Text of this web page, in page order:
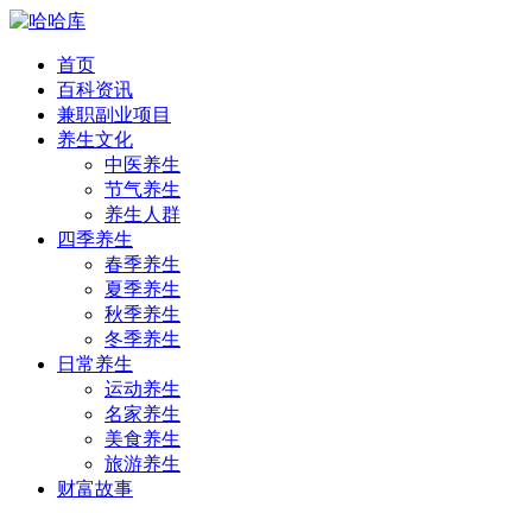
首页
百科资讯
兼职副业项目
养生文化
中医养生
节气养生
养生人群
四季养生
春季养生
夏季养生
秋季养生
冬季养生
日常养生
运动养生
名家养生
美食养生
旅游养生
财富故事